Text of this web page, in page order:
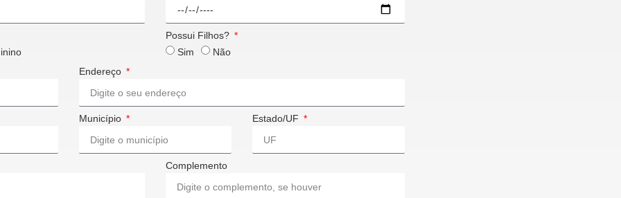
Possui Filhos?
Sim
Não
Endereço
Município Estado/UF
Complemento